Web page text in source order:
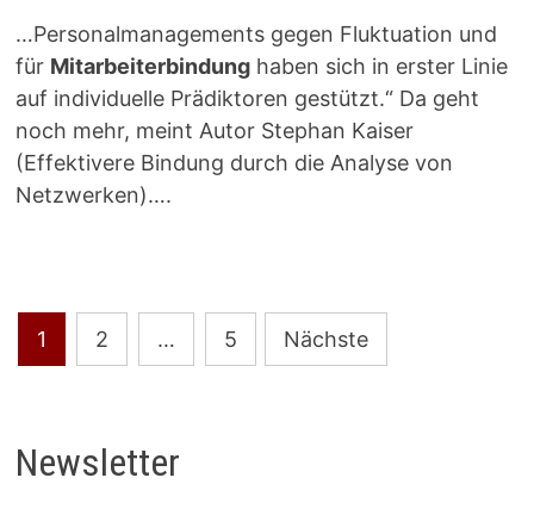
…Personalmanagements gegen Fluktuation und
für Mitarbeiterbindung haben sich in erster Linie
auf individuelle Prädiktoren gestützt.“ Da geht
noch mehr, meint Autor Stephan Kaiser
(Effektivere Bindung durch die Analyse von
Netzwerken)….
Seitennummerierung
der
1 2 … 5 Nächste
Newsletter